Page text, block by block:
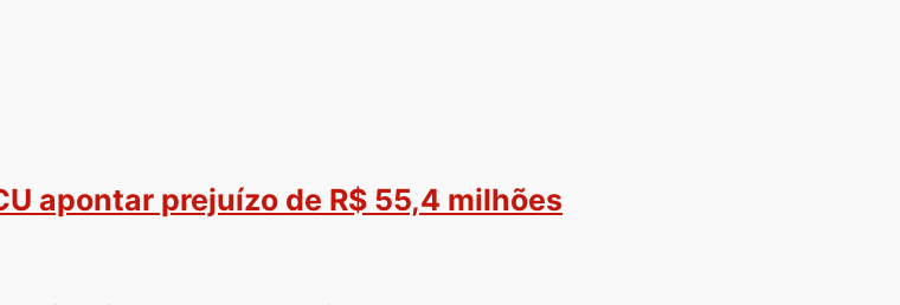
apontar prejuízo de R$ 55,4 milhões